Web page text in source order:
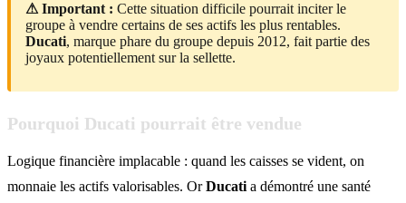
⚠ Important : Cette situation difficile pourrait inciter le
groupe à vendre certains de ses actifs les plus rentables.
Ducati, marque phare du groupe depuis 2012, fait partie des
joyaux potentiellement sur la sellette.
Pourquoi Ducati pourrait être vendue
Logique financière implacable : quand les caisses se vident, on
monnaie les actifs valorisables. OrDucati a démontré une santé